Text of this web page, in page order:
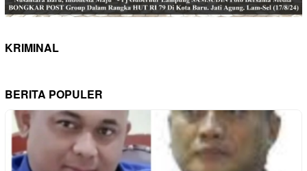
KRIMINAL
BERITA POPULER